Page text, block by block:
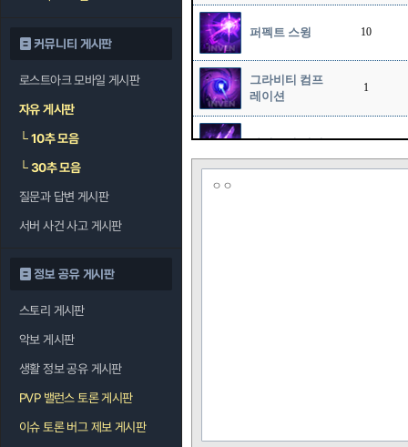
커뮤니티 게시판
로스트아크 모바일 게시판
자유 게시판
└10추 모음
└30추 모음
질문과 답변 게시판
서버 사건 사고 게시판
정보 공유 게시판
스토리 게시판
악보 게시판
생활 정보 공유 게시판
PVP 밸런스 토론 게시판
이슈 토론 버그 제보 게시판
퍼펙트 스윙 10
그라비티 컴프
레이션
1
사이즈믹 해머 10
ㅇㅇ